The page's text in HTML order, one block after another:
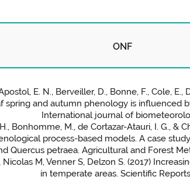
ONF
E. N., Berveiller, D., Bonne, F., Cole,
spring and autumn phenology is influenced
International journal of
Bonhomme, M., de Cortazar-Atauri, I. G., &
process-based models. A case
Quercus petraea. Agricultural and Forest
Nicolas M, Venner S, Delzon S. (2017)
in temperate areas. Scientific